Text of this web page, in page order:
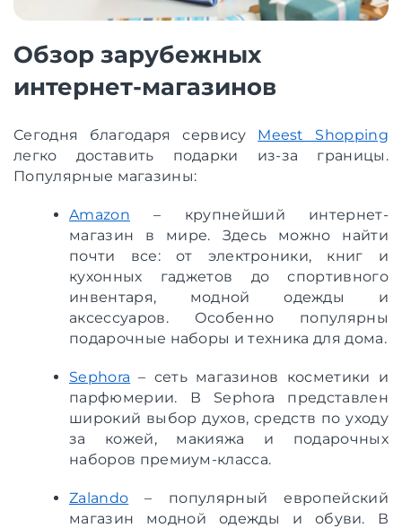
Обзор зарубежных
интернет-магазинов
Сегодня благодаря сервису Meest Shopping
легко доставить подарки из-за границы.
Популярные магазины:
Amazon – крупнейший интернет-
магазин в мире. Здесь можно найти
почти все: от электроники, книг и
кухонных гаджетов до спортивного
инвентаря, модной одежды и
аксессуаров. Особенно популярны
подарочные наборы и техника для дома.
Sephora – сеть магазинов косметики и
парфюмерии. В Sephora представлен
широкий выбор духов, средств по уходу
за кожей, макияжа и подарочных
наборов премиум-класса.
Zalando – популярный европейский
магазин модной одежды и обуви. В